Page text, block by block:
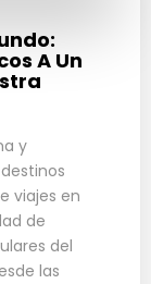
A Un
y
viajes en
de
del
las